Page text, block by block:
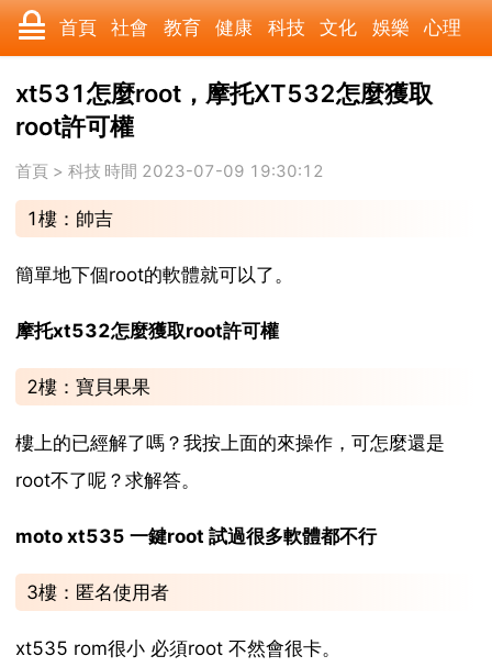
首頁 社會 教育 健康 科技 文化 娛樂 心理
數碼 汽車 美食 遊戲 時尚 家居 財經 旅遊
科學 育兒
收藏 國際 軍事
xt531怎麼root，摩托XT532怎麼獲取
root許可權
首頁 > 科技 時間 2023-07-09 19:30:12
1樓：帥吉
簡單地下個root的軟體就可以了。
摩托xt532怎麼獲取root許可權
2樓：寶貝果果
樓上的已經解了嗎？我按上面的來操作，可怎麼還是
root不了呢？求解答。
moto xt535 一鍵root 試過很多軟體都不行
3樓：匿名使用者
xt535 rom很小 必須root 不然會很卡。